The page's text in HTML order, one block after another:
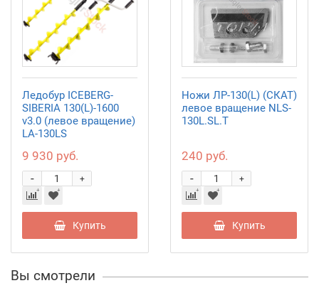
Ледобур ICEBERG-
SIBERIA 130(L)-1600
v3.0 (левое вращение)
LA-130LS
9 930 руб.
+
-
Купить
Ножи ЛР-130(L) (СКАТ)
левое вращение NLS-
130L.SL.T
240 руб.
+
-
Купить
Вы смотрели